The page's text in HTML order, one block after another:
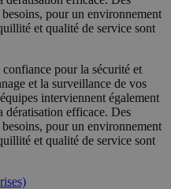
pour un environnement
et qualité de service sont
pour la sécurité et
et la surveillance de vos
interviennent également
dératisation efficace. Des
pour un environnement
et qualité de service sont